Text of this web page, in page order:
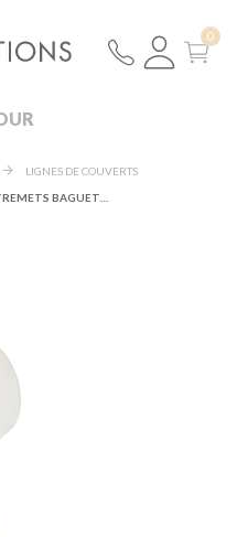
LIGNES DE COUVERTS